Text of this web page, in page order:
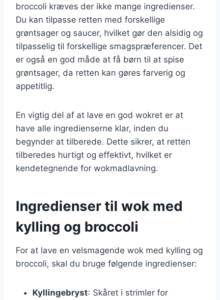
broccoli kræves der ikke mange ingredienser.
Du kan tilpasse retten med forskellige
grøntsager og saucer, hvilket gør den alsidig og
tilpasselig til forskellige smagspræferencer. Det
er også en god måde at få børn til at spise
grøntsager, da retten kan gøres farverig og
appetitlig.
En vigtig del af at lave en god wokret er at
have alle ingredienserne klar, inden du
begynder at tilberede. Dette sikrer, at retten
tilberedes hurtigt og effektivt, hvilket er
kendetegnende for wokmadlavning.
Ingredienser til wok med
kylling og broccoli
For at lave en velsmagende wok med kylling og
broccoli, skal du bruge følgende ingredienser:
Kyllingebryst: Skåret i strimler for